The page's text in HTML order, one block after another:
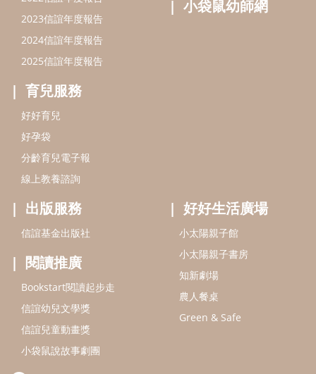
2023信誼年度報告
2024信誼年度報告
2025信誼年度報告
育兒服務
好好育兒
好孕袋
分齡育兒電子報
線上教養諮詢
小袋鼠幼師網
出版服務
信誼基金出版社
閱讀推廣
Bookstart閱讀起步走
信誼幼兒文學獎
信誼兒童動畫獎
小袋鼠說故事劇團
好好生活廣場
小太陽親子館
小太陽親子書房
知新劇場
農人餐桌
Green & Safe